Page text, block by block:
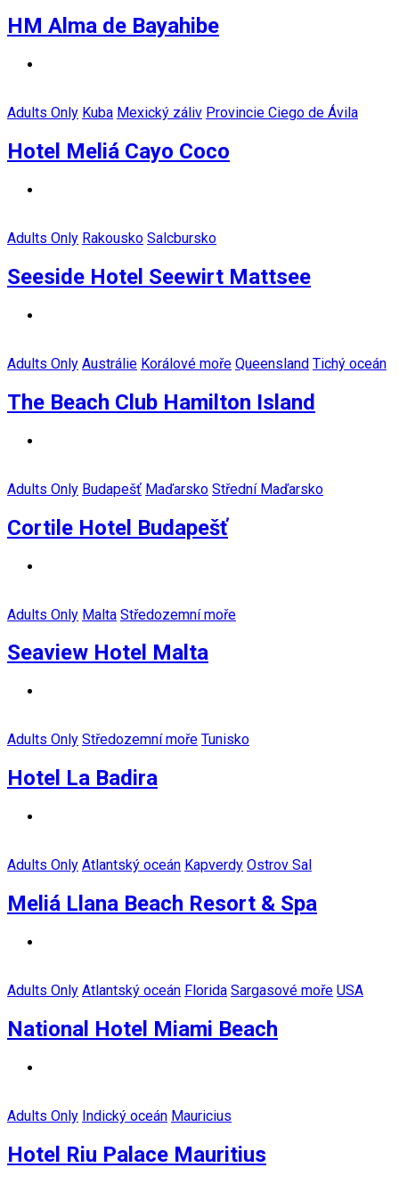
HM Alma de Bayahibe
Adults Only Kuba Mexický záliv Provincie Ciego de Ávila
Hotel Meliá Cayo Coco
Adults Only Rakousko Salcbursko
Seeside Hotel Seewirt Mattsee
Adults Only Austrálie Korálové moře Queensland Tichý oceán
The Beach Club Hamilton Island
Adults Only Budapešť Maďarsko Střední Maďarsko
Cortile Hotel Budapešť
Adults Only Malta Středozemní moře
Seaview Hotel Malta
Adults Only Středozemní moře Tunisko
Hotel La Badira
Adults Only Atlantský oceán Kapverdy Ostrov Sal
Meliá Llana Beach Resort & Spa
Adults Only Atlantský oceán Florida Sargasové moře USA
National Hotel Miami Beach
Adults Only Indický oceán Mauricius
Hotel Riu Palace Mauritius